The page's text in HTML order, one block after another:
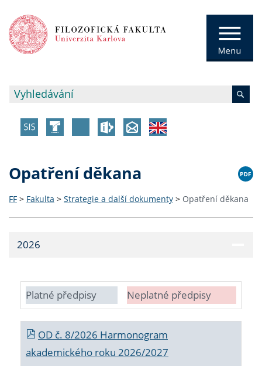
Opatření děkana
FF > Fakulta > Strategie a další dokumenty > Opatření děkana
2026
Platné předpisy Neplatné předpisy
OD č. 8/2026 Harmonogram
akademického roku 2026/2027